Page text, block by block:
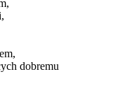
dobremu